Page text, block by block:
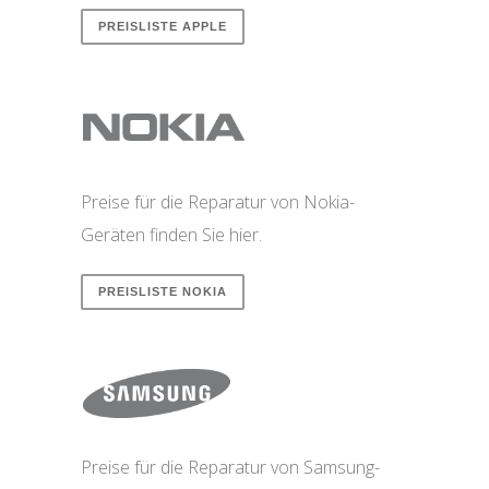
PREISLISTE APPLE
Preise für die Reparatur von Nokia-
Geräten finden Sie hier.
PREISLISTE NOKIA
Preise für die Reparatur von Samsung-